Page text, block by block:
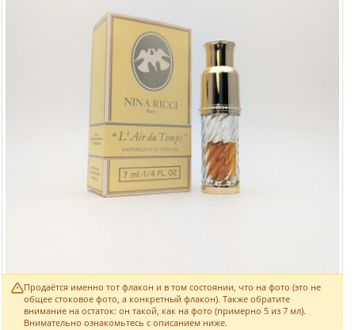
Продаётся именно тот флакон и в том состоянии, что на фото (это не
общее стоковое фото, а конкретный флакон). Также обратите
внимание на остаток: он такой, как на фото (примерно 5 из 7 мл).
Внимательно ознакомьтесь с описанием ниже.